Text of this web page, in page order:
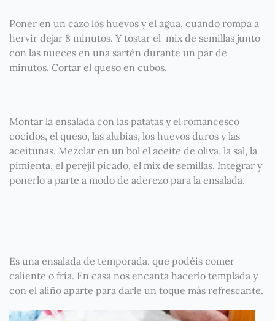
Poner en un cazo los huevos y el agua, cuando rompa a
hervir dejar 8 minutos. Y tostar el mix de semillas junto
con las nueces en una sartén durante un par de
minutos. Cortar el queso en cubos.
Montar la ensalada con las patatas y el romancesco
cocidos, el queso, las alubias, los huevos duros y las
aceitunas. Mezclar en un bol el aceite de oliva, la sal, la
pimienta, el perejil picado, el mix de semillas. Integrar y
ponerlo a parte a modo de aderezo para la ensalada.
Es una ensalada de temporada, que podéis comer
caliente o fría. En casa nos encanta hacerlo templada y
con el aliño aparte para darle un toque más refrescante.